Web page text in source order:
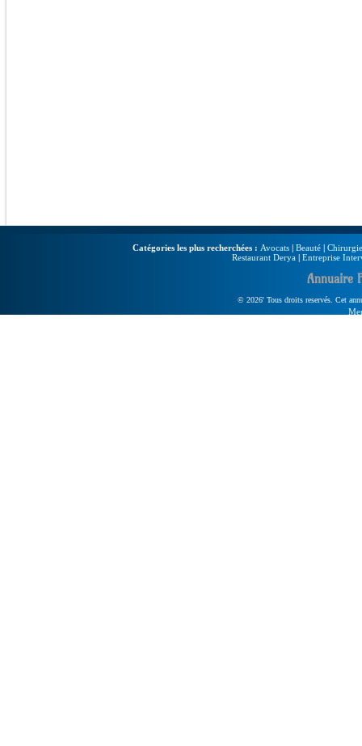
Catégories les plus recherchées : Avocats | Beauté |
Restaurant Derya | Entreprise
Annuaire
© 2026' Tous droits reservés. Cet